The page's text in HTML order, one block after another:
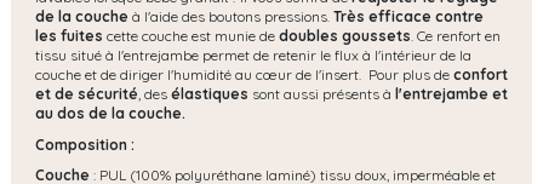
de la couche à l'aide des boutons pressions. Très efficace contre
les fuites cette couche est munie de doubles goussets. Ce renfort en
tissu situé à l'entrejambe permet de retenir le flux à l'intérieur de la
couche et de diriger l'humidité au cœur de l'insert. Pour plus de confort
et de sécurité, des élastiques sont aussi présents à l'entrejambe et
au dos de la couche.
Composition :
Couche : PUL (100% polyuréthane laminé) tissu doux, imperméable et